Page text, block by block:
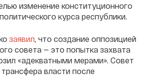
изменение конституционного
курса республики.
заявил, что создание оппозицией
совета — это попытка захвата
«адекватными мерами». Совет
власти после